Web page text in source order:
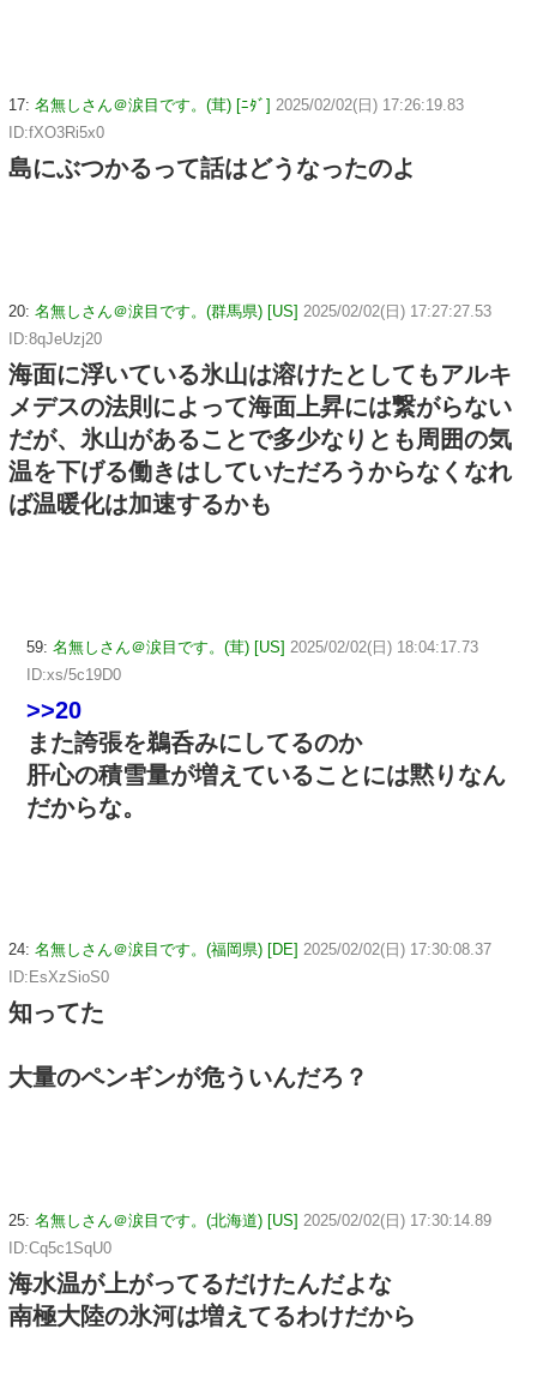
17: 名無しさん＠涙目です。(茸) [ﾆﾀﾞ] 2025/02/02(日) 17:26:19.83
ID:fXO3Ri5x0
島にぶつかるって話はどうなったのよ
20: 名無しさん＠涙目です。(群馬県) [US] 2025/02/02(日) 17:27:27.53
ID:8qJeUzj20
海面に浮いている氷山は溶けたとしてもアルキ
メデスの法則によって海面上昇には繋がらない
だが、氷山があることで多少なりとも周囲の気
温を下げる働きはしていただろうからなくなれ
ば温暖化は加速するかも
59: 名無しさん＠涙目です。(茸) [US] 2025/02/02(日) 18:04:17.73
ID:xs/5c19D0
>>20
また誇張を鵜呑みにしてるのか
肝心の積雪量が増えていることには黙りなん
だからな。
24: 名無しさん＠涙目です。(福岡県) [DE] 2025/02/02(日) 17:30:08.37
ID:EsXzSioS0
知ってた
大量のペンギンが危ういんだろ？
25: 名無しさん＠涙目です。(北海道) [US] 2025/02/02(日) 17:30:14.89
ID:Cq5c1SqU0
海水温が上がってるだけたんだよな
南極大陸の氷河は増えてるわけだから